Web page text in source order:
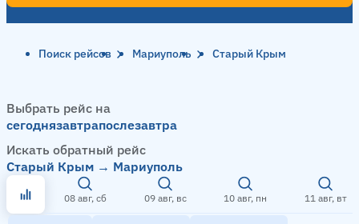
Поиск рейсов Мариуполь Старый Крым
Выбрать рейс на
сегоднязавтрапослезавтра
Искать обратный рейс
Старый Крым → Мариуполь
08 авг, сб 09 авг, вс 10 авг, пн 11 авг, вт